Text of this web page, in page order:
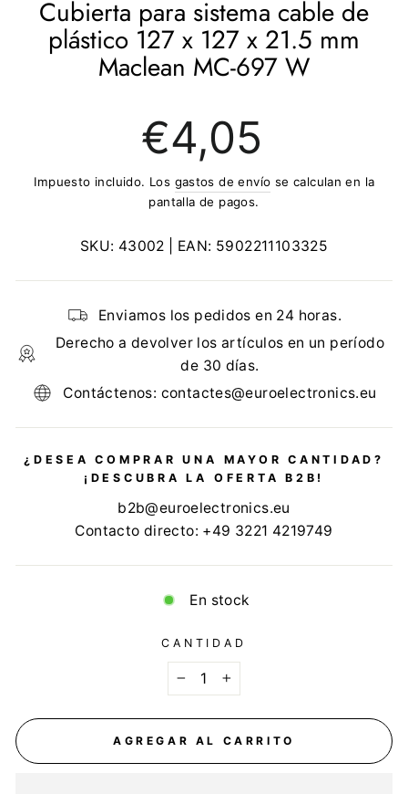
Cubierta para sistema cable de
plástico 127 x 127 x 21.5 mm
Maclean MC-697 W
regular
€4,05
Impuesto incluido. Los gastos de envío se calculan en la
pantalla de pagos.
SKU: 43002 | EAN: 5902211103325
Enviamos los pedidos en 24 horas.
Derecho a devolver los artículos en un período
de 30 días.
Contáctenos: contactes@euroelectronics.eu
¿DESEA COMPRAR UNA MAYOR CANTIDAD?
¡DESCUBRA LA OFERTA B2B!
b2b@euroelectronics.eu
Contacto directo: +49 3221 4219749
En stock
CANTIDAD
+
AGREGAR AL CARRITO